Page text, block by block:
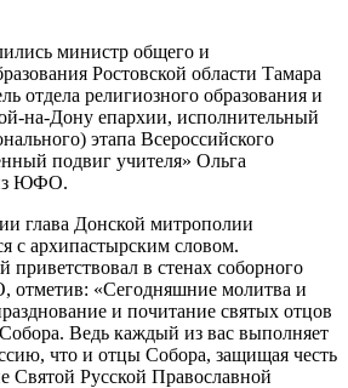
министр общего и
Ростовской области Тамара
отдела религиозного образования и
на-Дону епархии, исполнительный
этапа Всероссийского
подвиг учителя» Ольга
ЮФО.
глава Донской митрополии
с архипастырским словом.
в стенах соборного
отметив: «Сегодняшние молитва и
и почитание святых отцов
Ведь каждый из вас выполняет
что и отцы Собора, защищая честь
Святой Русской Православной